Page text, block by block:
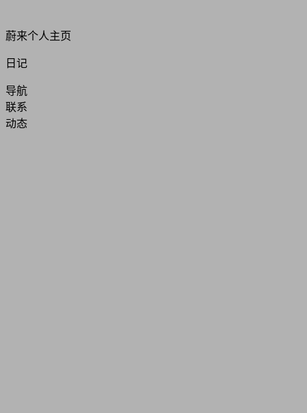
蔚来个人主页
日记
导航
联系
动态